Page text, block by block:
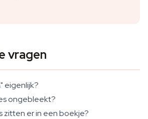
vragen
eigenlijk?
ongebleekt?
zitten er in een boekje?